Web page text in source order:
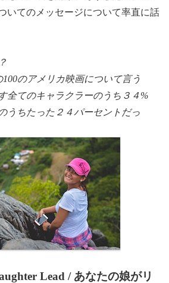
いてのメッセージについて率直に話
のアメリカ映画について言う
全てのキャラクラーのうち３４%
うちたった２４パーセントだっ
Lead / あなたの娘がリ